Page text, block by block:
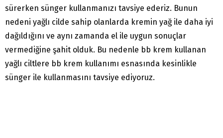
sürerken sünger kullanmanızı tavsiye ederiz. Bunun
nedeni yağlı cilde sahip olanlarda kremin yağ ile daha iyi
dağıldığını ve aynı zamanda el ile uygun sonuçlar
vermediğine şahit olduk. Bu nedenle bb krem kullanan
yağlı ciltlere bb krem kullanımı esnasında kesinlikle
sünger ile kullanmasını tavsiye ediyoruz.